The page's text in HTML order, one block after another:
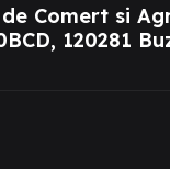
Comert si
120281